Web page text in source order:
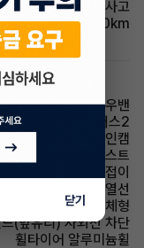
무사고
78,000km
다.
윈도우밴
티미디어내비플러스2
빌트인캠
램프 하이빔 어시스트
사이드미러 전동접이
사이드미러 열선
미러 방향지시등 일체형
(앞유리) 자외선 차단
휠타이어 알루미늄휠
닫기